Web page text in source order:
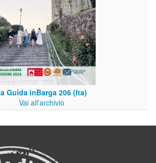
Guida inBarga 206 (Ita)
Vai all'archivio